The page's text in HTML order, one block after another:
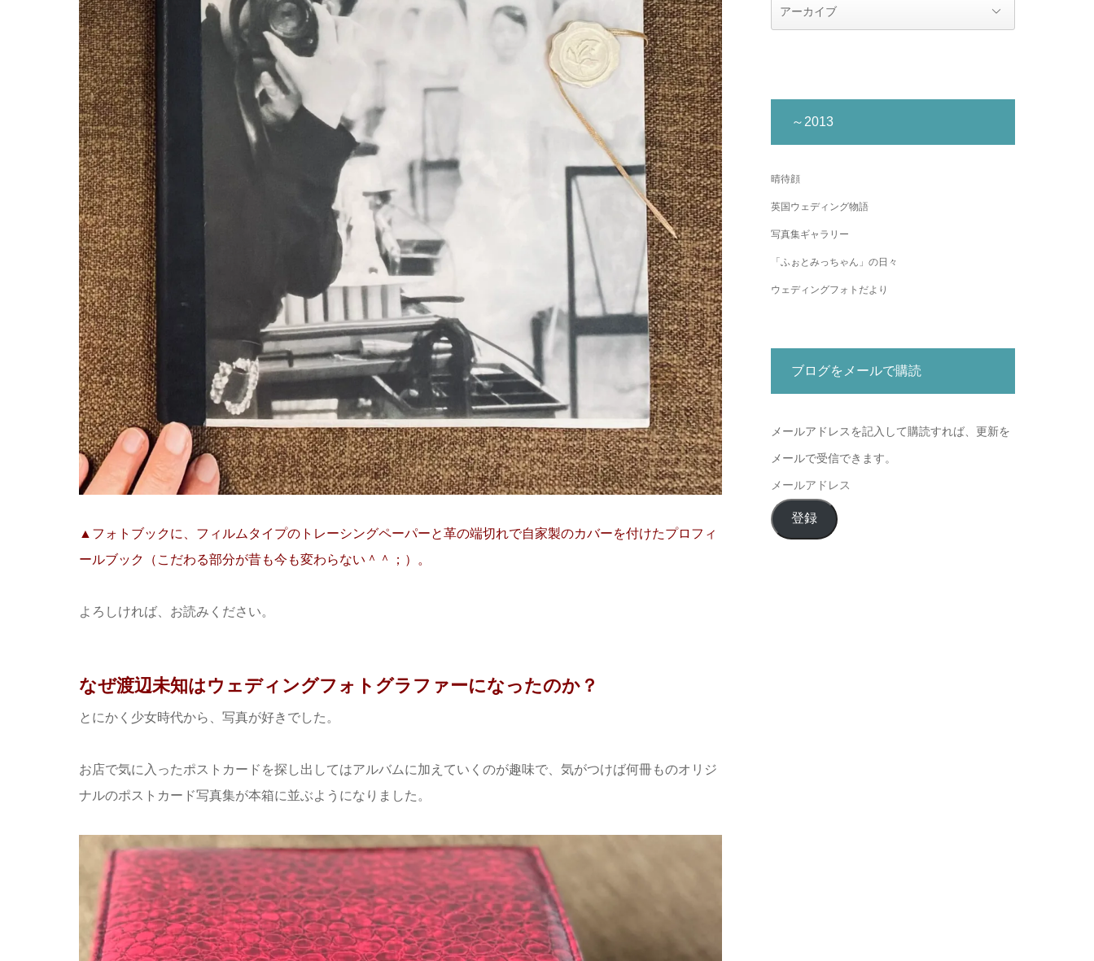
▲フォトブックに、フィルムタイプのトレーシングペーパーと革の端切れで自家製のカバーを付けたプロフィ
ールブック（こだわる部分が昔も今も変わらない＾＾；）。
よろしければ、お読みください。
なぜ渡辺未知はウェディングフォトグラファーになったのか？
とにかく少女時代から、写真が好きでした。
お店で気に入ったポストカードを探し出してはアルバムに加えていくのが趣味で、気がつけば何冊ものオリジ
ナルのポストカード写真集が本箱に並ぶようになりました。
～2013
晴待顔
英国ウェディング物語
写真集ギャラリー
「ふぉとみっちゃん」の日々
ウェディングフォトだより
ブログをメールで購読
メールアドレスを記入して購読すれば、更新を
メールで受信できます。
メ
ー
ル
登録